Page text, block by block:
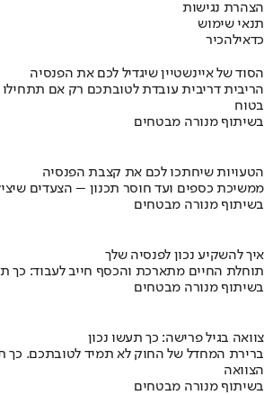
הצהרת נגישות
תנאי שימוש
כדאילהכיר
הסוד של איינשטיין שיגדיל לכם את הפנסיה
הריבית דריבית עובדת לטובתכם רק אם
בטוח
בשיתוף מנורה מבטחים
הטעויות שיחתכו לכם את קצבת הפנסיה
ממשיכת כספים ועד חוסר תכנון – הצעדים
בשיתוף מנורה מבטחים
איך להשקיע נכון לפנסיה שלך
תוחלת החיים מתארכת והכסף חייב לעבוד: כך
בשיתוף מנורה מבטחים
צוואה בגיל פרישה: כך תעשו נכון
ברירת המחדל של החוק לא תמיד לטובתכם. כך
הצוואה
בשיתוף מנורה מבטחים